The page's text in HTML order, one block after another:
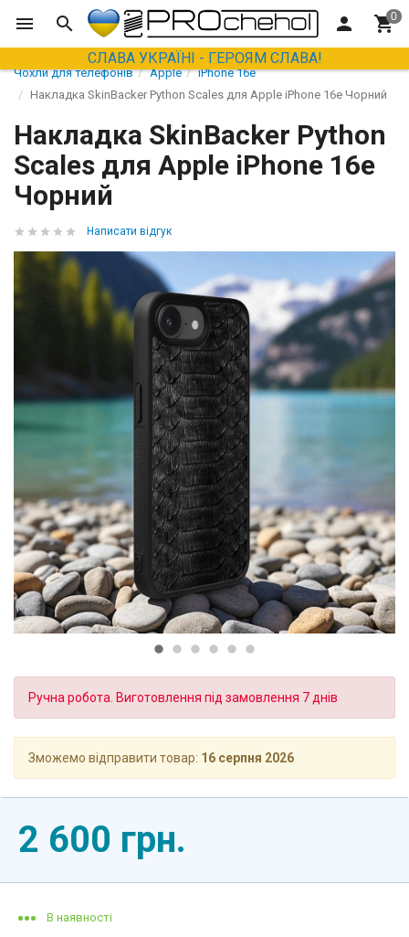
СЛАВА УКРАЇНІ - ГЕРОЯМ СЛАВА!
Чохли для телефонів Apple
iPhone 16e
Накладка SkinBacker Python Scales для Apple iPhone 16е Чорний
Накладка SkinBacker Python
Scales для Apple iPhone 16е
Чорний
Написати відгук
Ручна робота. Виготовлення під замовлення 7 днів
Зможемо відправити товар: 16 серпня 2026
2 600 грн.
В наявності